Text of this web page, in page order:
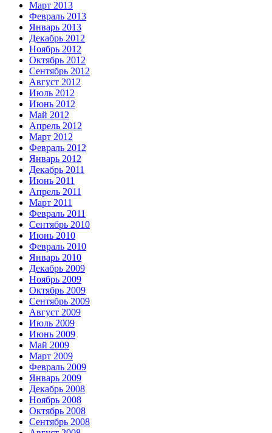
Март 2013
Февраль 2013
Январь 2013
Декабрь 2012
Ноябрь 2012
Октябрь 2012
Сентябрь 2012
Август 2012
Июль 2012
Июнь 2012
Май 2012
Апрель 2012
Март 2012
Февраль 2012
Январь 2012
Декабрь 2011
Июнь 2011
Апрель 2011
Март 2011
Февраль 2011
Сентябрь 2010
Июнь 2010
Февраль 2010
Январь 2010
Декабрь 2009
Ноябрь 2009
Октябрь 2009
Сентябрь 2009
Август 2009
Июль 2009
Июнь 2009
Май 2009
Март 2009
Февраль 2009
Январь 2009
Декабрь 2008
Ноябрь 2008
Октябрь 2008
Сентябрь 2008